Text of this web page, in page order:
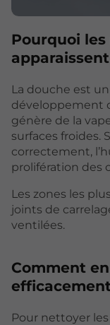
Pourquoi
La douche est
développement
génère de la
surfaces froides.
correctement,
prolifération des
Les zones les
joints de
ventilées.
Comment
Pour nettoyer